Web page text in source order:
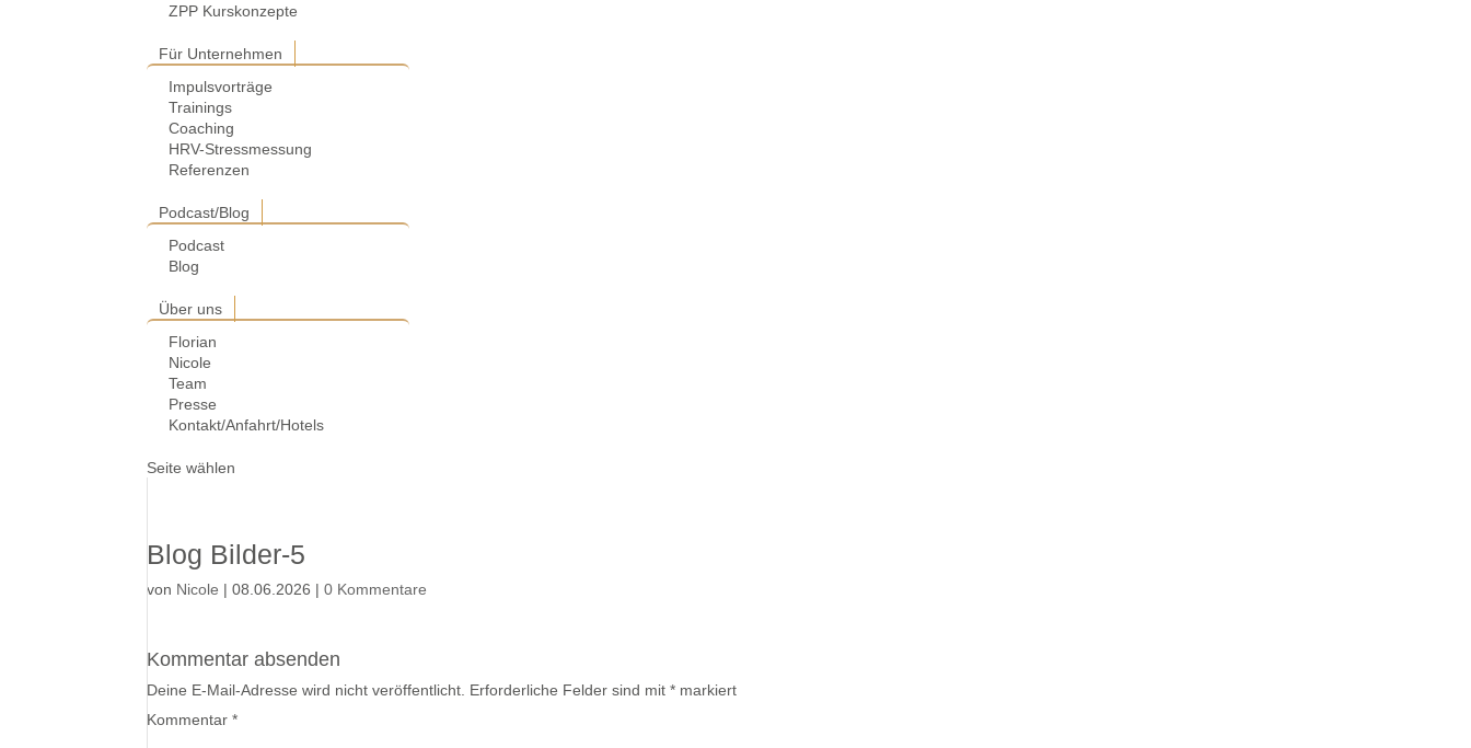
ZPP Kurskonzepte
Für Unternehmen
Impulsvorträge
Trainings
Coaching
HRV-Stressmessung
Referenzen
Podcast/Blog
Podcast
Blog
Über uns
Florian
Nicole
Team
Presse
Kontakt/Anfahrt/Hotels
Seite wählen
Blog Bilder-5
von Nicole |08.06.2026 |0 Kommentare
Kommentar absenden
Deine E-Mail-Adresse wird nicht veröffentlicht. Erforderliche Felder sind mit* markiert
Kommentar*